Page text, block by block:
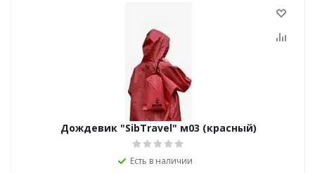
Дождевик "SibTravel" м03 (красный)
Есть в наличии